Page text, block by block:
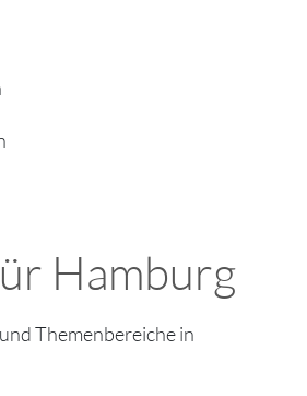
Hamburg
Themenbereiche in